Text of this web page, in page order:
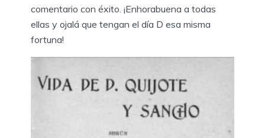
comentario con éxito. ¡Enhorabuena a todas
ellas y ojalá que tengan el día D esa misma
fortuna!